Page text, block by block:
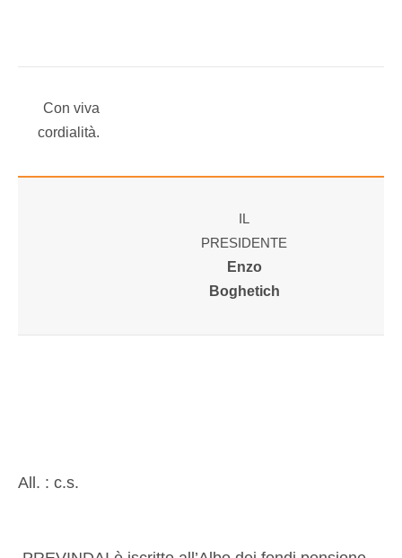
Con viva
cordialità.
IL
PRESIDENTE
Enzo
Boghetich
All. : c.s.